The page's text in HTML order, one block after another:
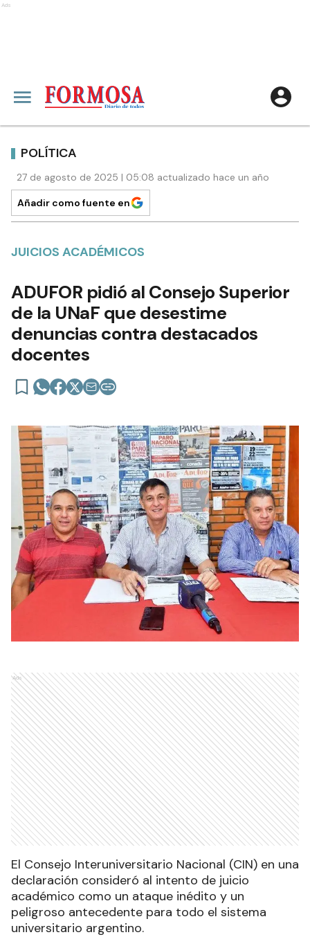
Ads
POLÍTICA
27 de agosto de 2025 | 05:08 actualizado hace un año
Añadir como fuente en
JUICIOS ACADÉMICOS
ADUFOR pidió al Consejo Superior
de la UNaF que desestime
denuncias contra destacados
docentes
Ads
El Consejo Interuniversitario Nacional (CIN) en una
declaración consideró al intento de juicio
académico como un ataque inédito y un
peligroso antecedente para todo el sistema
universitario argentino.